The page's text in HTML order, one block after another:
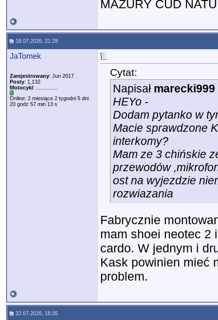
MAZURY CUD
18.07.2026, 21:28
JaTomek
Zarejestrowany: Jun 2017
Posty: 1,132
Motocykl: ...............
Online: 2 miesiące 2 tygodni 5 dni
20 godz 57 min 13 s
Cytat:
Napisał marecki999
HEYo -
Dodam pytanko w
Macie sprawdzone
interkomy?
Mam ze 3 chińskie
przewodów
ost na wyjezdzie
rozwiazania
Fabrycznie
mam shoei neotec 2
cardo. W jednym i
Kask powinien mieć
problem.
22.07.2026, 16:35